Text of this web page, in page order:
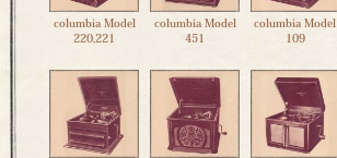
columbia Model
220,221
columbia Model
451
columbia Model
109